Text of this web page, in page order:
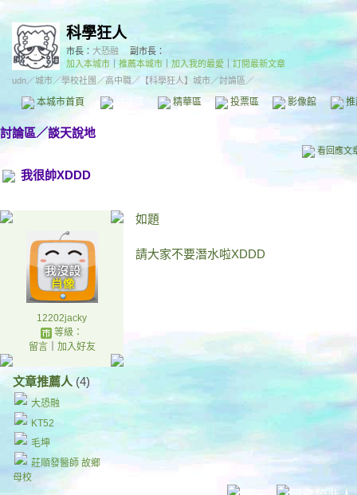
科學狂人
市長： 大恐融
副市長：
加入本城市
推薦本城市 加入我的最愛
訂閱最新文章
udn／城市／學校社團 ／高中職／ 【科學狂人】城市／討論區／
本城市首頁 精華區 投票區 影像館
討論區／談天說地
看回應文
我很帥XDDD
12202jacky
等級：
留言｜ 加入好友
文章推薦人 (4)
大恐融
KT52
毛坤
莊順發醫師 故鄉
母校
如題
請大家不要潛水啦XDDD